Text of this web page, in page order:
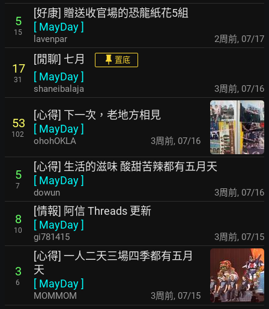
5
15
[好康] 贈送收官場的恐龍紙花5組
[ MayDay]
lavenpar 2周前, 07/17
17
31
[閒聊] 七月 置底
[ MayDay]
shaneibalaja 3周前, 07/16
53
102
[心得] 下一次，老地方相見
[ MayDay]
ohohOKLA 3周前, 07/16
5
7
[心得] 生活的滋味 酸甜苦辣都有五月天
[ MayDay]
dowun 3周前, 07/16
8
10
[情報] 阿信 Threads 更新
[ MayDay]
gi781415 3周前, 07/15
3
6
[心得] 一人二天三場四季都有五月
天
[ MayDay]
MOMMOM 3周前, 07/15